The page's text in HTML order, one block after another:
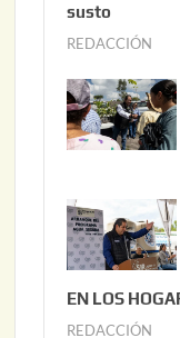
susto
REDACCIÓN
o
s
t
3
,
2
0
EN LOS
REDACCIÓN